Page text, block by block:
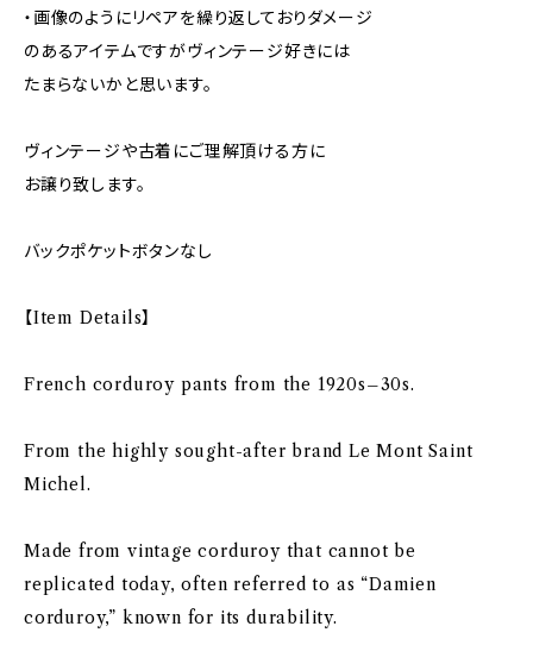
・画像のようにリペアを繰り返しておりダメージ
のあるアイテムですがヴィンテージ好きには
たまらないかと思います。
ヴィンテージや古着にご理解頂ける方に
お譲り致します。
バックポケットボタンなし
【Item Details】
French corduroy pants from the 1920s–30s.
From the highly sought-after brand Le Mont Saint
Michel.
Made from vintage corduroy that cannot be
replicated today, often referred to as “Damien
corduroy,” known for its durability.